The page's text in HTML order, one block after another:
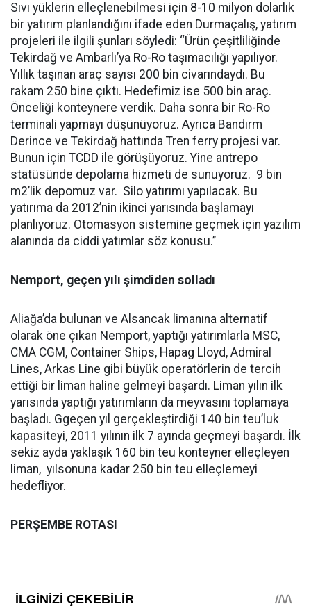
Sıvı yüklerin elleçlenebilmesi için 8-10 milyon dolarlık
bir yatırım planlandığını ifade eden Durmaçalış, yatırım
projeleri ile ilgili şunları söyledi: ‘‘Ürün çeşitliliğinde
Tekirdağ ve Ambarlı’ya Ro-Ro taşımacılığı yapılıyor.
Yıllık taşınan araç sayısı 200 bin civarındaydı. Bu
rakam 250 bine çıktı. Hedefimiz ise 500 bin araç.
Önceliği konteynere verdik. Daha sonra bir Ro-Ro
terminali yapmayı düşünüyoruz. Ayrıca Bandırm
Derince ve Tekirdağ hattında Tren ferry projesi var.
Bunun için TCDD ile görüşüyoruz. Yine antrepo
statüsünde depolama hizmeti de sunuyoruz. 9 bin
m2’lik depomuz var. Silo yatırımı yapılacak. Bu
yatırıma da 2012’nin ikinci yarısında başlamayı
planlıyoruz. Otomasyon sistemine geçmek için yazılım
alanında da ciddi yatımlar söz konusu.’’
Nemport, geçen yılı şimdiden solladı
Aliağa’da bulunan ve Alsancak limanına alternatif
olarak öne çıkan Nemport, yaptığı yatırımlarla MSC,
CMA CGM, Container Ships, Hapag Lloyd, Admiral
Lines, Arkas Line gibi büyük operatörlerin de tercih
ettiği bir liman haline gelmeyi başardı. Liman yılın ilk
yarısında yaptığı yatırımların da meyvasını toplamaya
başladı. Ggeçen yıl gerçekleştirdiği 140 bin teu’luk
kapasiteyi, 2011 yılının ilk 7 ayında geçmeyi başardı. İlk
sekiz ayda yaklaşık 160 bin teu konteyner elleçleyen
liman, yılsonuna kadar 250 bin teu elleçlemeyi
hedefliyor.
PERŞEMBE ROTASI